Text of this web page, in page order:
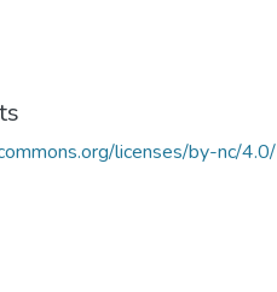
licenses/by-nc/4.0/